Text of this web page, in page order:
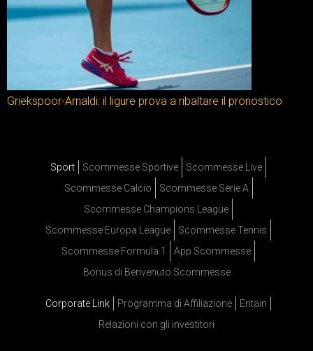
Griekspoor-Arnaldi: il ligure prova a ribaltare il pronostico
Sport Scommesse Sportive
Scommesse Live
Scommesse Calcio
Scommesse Serie A
Scommesse Champions League
Scommesse Europa League
Scommesse Tennis
Scommesse Formula 1
App Scommesse
Bonus di Benvenuto Scommesse
Corporate Link Programma di Affiliazione
Entain
Relazioni con gli investitori